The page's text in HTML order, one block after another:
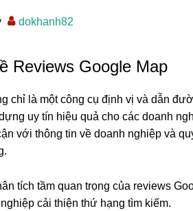
dokhanh82
Reviews Google Map
chỉ là một công cụ định vị và dẫn
uy tín hiệu quả cho các doanh
với thông tin về doanh nghiệp và
tích tầm quan trọng của reviews
cải thiện thứ hạng tìm kiếm.